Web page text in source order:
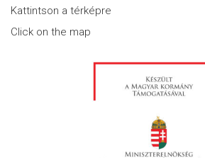
Kattintson a térképre
Click on the map